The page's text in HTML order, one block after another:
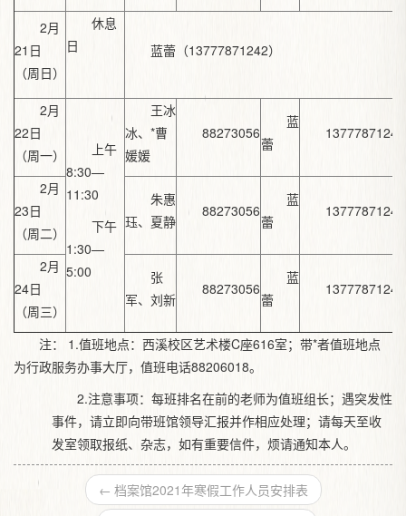
2月
21日
（周日）
休息
日
蓝蕾（13777871242）
2月
22日
（周一）
上午
8:30—
11:30
下午
1:30—
5:00
王冰
冰、*曹
媛媛
88273056
蓝
蕾
13777871242
2月
23日
（周二）
朱惠
珏、夏静
88273056
蓝
蕾
13777871242
2月
24日
（周三）
张
军、刘新
88273056
蓝
蕾
13777871242
注： 1.值班地点：西溪校区艺术楼C座616室；带*者值班地点
为行政服务办事大厅，值班电话88206018。
2.注意事项：每班排名在前的老师为值班组长；遇突发性
事件，请立即向带班馆领导汇报并作相应处理；请每天至收
发室领取报纸、杂志，如有重要信件，烦请通知本人。
← 档案馆2021年寒假工作人员安排表